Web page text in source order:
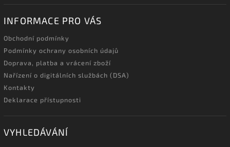
INFORMACE PRO VÁS
Obchodní podmínky
Podmínky ochrany osobních údajů
Doprava, platba a vrácení zboží
Nařízení o digitálních službách (DSA)
Kontakty
Deklarace přístupnosti
VYHLEDÁVÁNÍ